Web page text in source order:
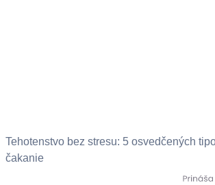
Tehotenstvo bez stresu: 5 osvedčených
čakanie